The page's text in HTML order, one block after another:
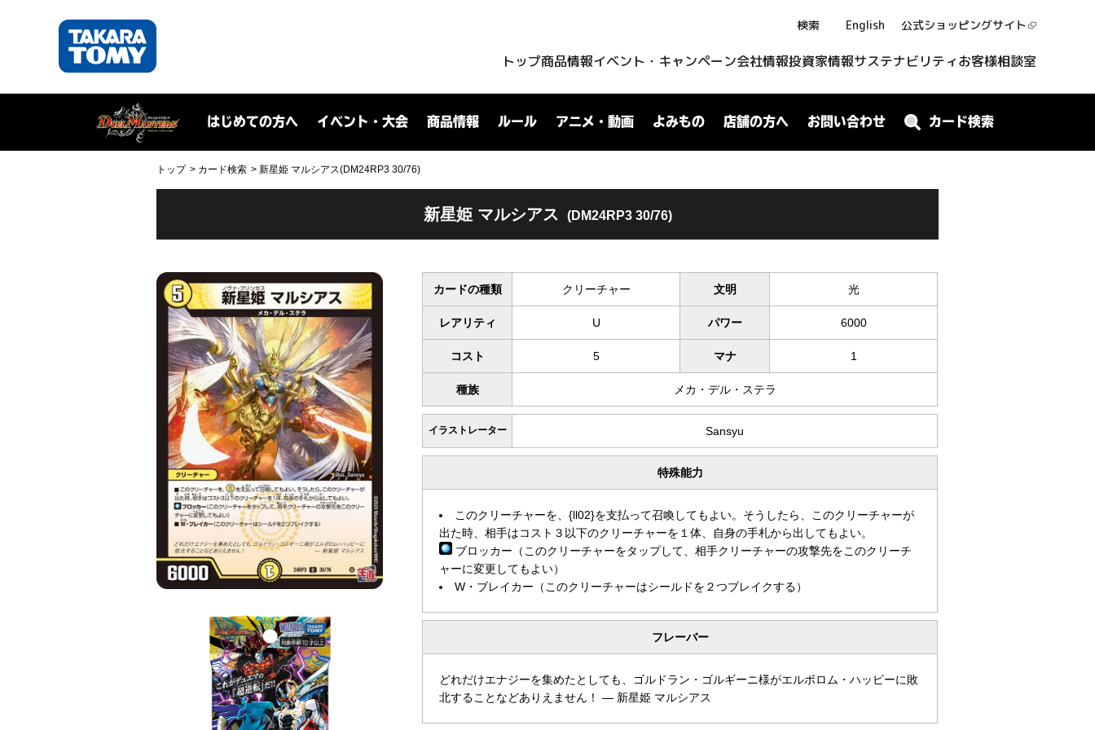
検索 English 公式ショッピングサイト
トップ商品情報イベント・キャンペーン会社情報投資家情報サステナビリティお客様相談室
はじめての方へ イベント・大会 商品情報 ルール アニメ・動画 よみもの 店舗の方へ お問い合わせ カード検索
トップ カード検索 新星姫 マルシアス(DM24RP3 30/76)
新星姫 マルシアス (DM24RP3 30/76)
カードの種類 クリーチャー 文明 光
レアリティ U パワー 6000
コスト 5 マナ 1
種族 メカ・デル・ステラ
イラストレーター Sansyu
特殊能力
このクリーチャーを、{ll02}を支払って召喚してもよい。そうしたら、このクリーチャーが
出た時、相手はコスト３以下のクリーチャーを１体、自身の手札から出してもよい。
ブロッカー（このクリーチャーをタップして、相手クリーチャーの攻撃先をこのクリーチ
ャーに変更してもよい）
W・ブレイカー（このクリーチャーはシールドを２つブレイクする）
フレーバー
どれだけエナジーを集めたとしても、ゴルドラン・ゴルギーニ様がエルボロム・ハッピーに敗
北することなどありえません！ — 新星姫 マルシアス